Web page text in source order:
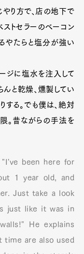
り方で、店の地下で
ストセラーのベーコン
やたらと塩分が強い
ジに塩水を注入して
んと乾燥、燻製してい
する。でも僕は、絶対
。昔ながらの手法を
been here for
1 year old, and
Just take a look
just like it was in
He explains
time are also used